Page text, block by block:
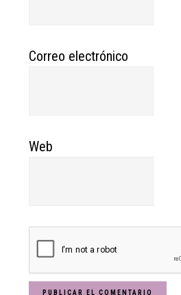
Correo electrónico
Web